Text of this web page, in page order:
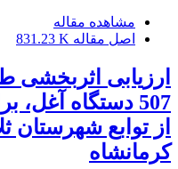
مشاهده مقاله
اصل مقاله 831.23 K
ارزیابی اثربخشی
از توابع شهرستان
کرمانشاه